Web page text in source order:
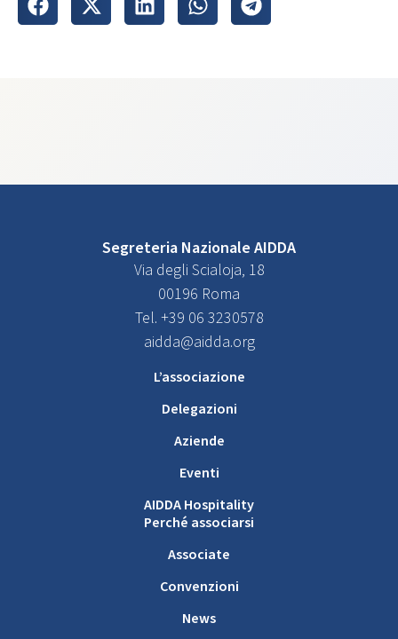
Segreteria Nazionale AIDDA
Via degli Scialoja, 18
00196 Roma
Tel. +39 06 3230578
aidda@aidda.org
L’associazione
Delegazioni
Aziende
Eventi
AIDDA Hospitality
Perché associarsi
Associate
Convenzioni
News